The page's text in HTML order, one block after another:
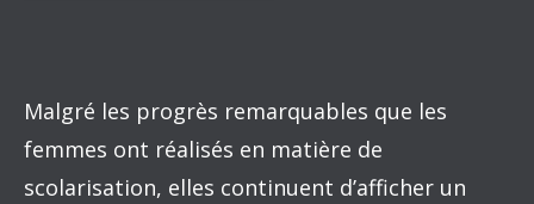
Malgré les progrès remarquables que les
femmes ont réalisés en matière de
scolarisation, elles continuent d’afficher un